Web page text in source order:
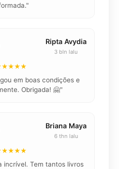
Ripta Avydia
3 bln lalu
em boas condições e
Obrigada! 🤗"
Briana Maya
6 thn lalu
incrível. Tem tantos livros